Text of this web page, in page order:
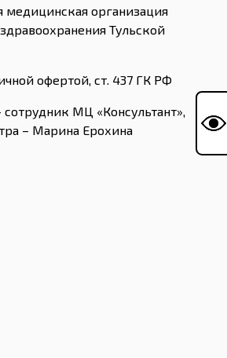
медицинская организация
Тульской
офертой, ст. 437 ГК РФ
МЦ «Консультант»,
– Марина Ерохина